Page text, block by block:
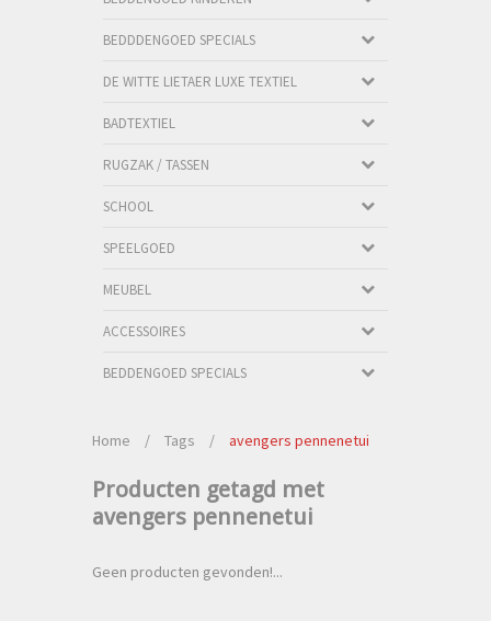
BEDDDENGOED SPECIALS
DE WITTE LIETAER LUXE TEXTIEL
BADTEXTIEL
RUGZAK / TASSEN
SCHOOL
SPEELGOED
MEUBEL
ACCESSOIRES
BEDDENGOED SPECIALS
Home / Tags / avengers pennenetui
Producten getagd met
avengers pennenetui
Geen producten gevonden!...